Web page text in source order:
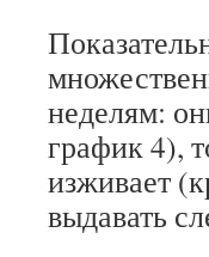
неделям:
график 4),
изживает
выдавать